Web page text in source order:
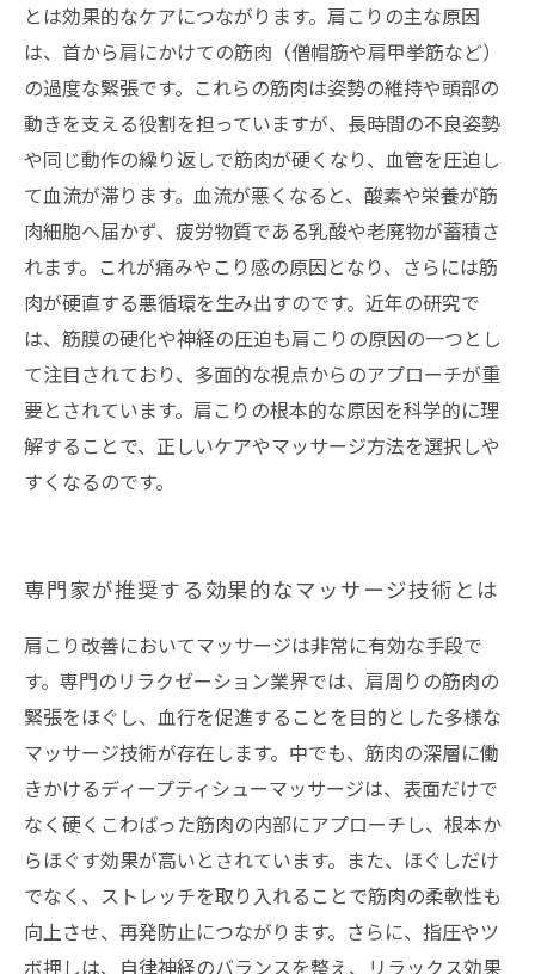
とは効果的なケアにつながります。肩こりの主な原因
は、首から肩にかけての筋肉（僧帽筋や肩甲挙筋など）
の過度な緊張です。これらの筋肉は姿勢の維持や頭部の
動きを支える役割を担っていますが、長時間の不良姿勢
や同じ動作の繰り返しで筋肉が硬くなり、血管を圧迫し
て血流が滞ります。血流が悪くなると、酸素や栄養が筋
肉細胞へ届かず、疲労物質である乳酸や老廃物が蓄積さ
れます。これが痛みやこり感の原因となり、さらには筋
肉が硬直する悪循環を生み出すのです。近年の研究で
は、筋膜の硬化や神経の圧迫も肩こりの原因の一つとし
て注目されており、多面的な視点からのアプローチが重
要とされています。肩こりの根本的な原因を科学的に理
解することで、正しいケアやマッサージ方法を選択しや
すくなるのです。
専門家が推奨する効果的なマッサージ技術とは
肩こり改善においてマッサージは非常に有効な手段で
す。専門のリラクゼーション業界では、肩周りの筋肉の
緊張をほぐし、血行を促進することを目的とした多様な
マッサージ技術が存在します。中でも、筋肉の深層に働
きかけるディープティシューマッサージは、表面だけで
なく硬くこわばった筋肉の内部にアプローチし、根本か
らほぐす効果が高いとされています。また、ほぐしだけ
でなく、ストレッチを取り入れることで筋肉の柔軟性も
向上させ、再発防止につながります。さらに、指圧やツ
ボ押しは、自律神経のバランスを整え、リラックス効果